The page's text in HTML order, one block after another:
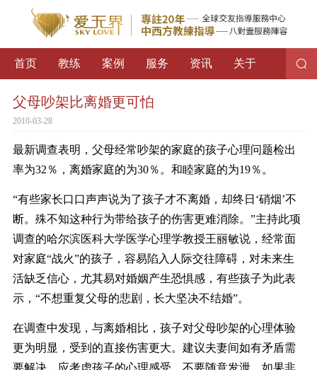
首页 教练 案例 服务 资讯 关于
父母吵架比离婚更可怕
2010-03-28
最新调查表明，父母经常吵架的家庭的孩子心理问题检出
率为32％，离婚家庭的为30％。和睦家庭的为19％。
“有些家长口口声声说为了孩子才不离婚，却终日‘硝烟’不
断。殊不知这种行为带给孩子的伤害更难消除。”主持此项
调查的哈尔滨医科大学医学心理学教授王丽敏说，经常面
对家庭“战火”的孩子，容易陷入人际交往障碍，对未来生
活缺乏信心，尤其易对婚姻产生恐惧感，有些孩子为此表
示，“不想重复父母的悲剧，长大坚决不结婚”。
在调查中发现，与离婚相比，孩子对父母吵架的心理体验
更为明显，受到的直接伤害更大。建议夫妻间如有矛盾需